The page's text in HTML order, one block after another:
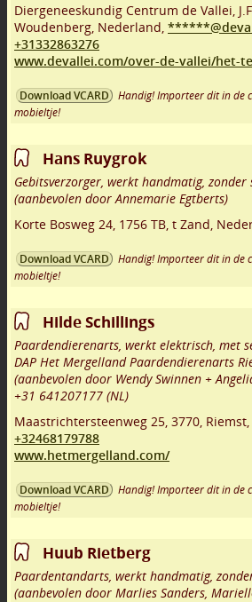
Diergeneeskundig Centrum de Vallei,
Woudenberg Nederland,
+31332863276
www.devallei.com/over-de-vallei/het-
Download VCARD
Handig! Importeer dit in de
mobieltje!
Hans Ruygrok
Gebitsverzorger, werkt handmatig, zonder
(aanbevolen door Annemarie Egtberts)
Korte Bosweg 24 1756 TB t Zand
Download VCARD
Handig! Importeer dit in de
mobieltje!
Hilde Schillings
Paardendierenarts, werkt elektrisch, met
DAP Het Mergelland Paardendierenarts
(aanbevolen door Wendy Swinnen +
+31 641207177 (NL)
Maastrichtersteenweg 25 3770 Riemst
+32468179788
www.hetmergelland.com/
Download VCARD
Handig! Importeer dit in de
mobieltje!
Huub Rietberg
Paardentandarts, werkt handmatig,
(aanbevolen door Marlies Sanders,